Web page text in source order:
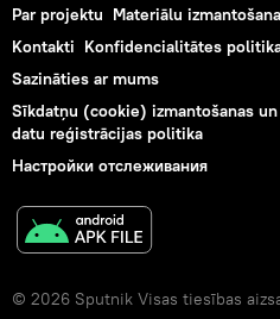
Par projektu Materiālu
Kontakti Konfidencialitātes
Sazināties ar mums
Sīkdatņu (cookie) izmantošanas
datu reģistrācijas politika
Настройки отслеживания
© 2026 Sputnik Visas tiesības